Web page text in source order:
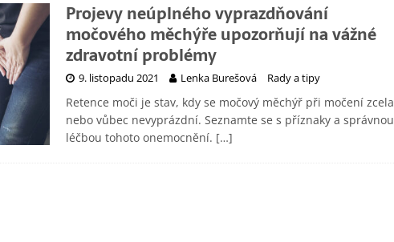
Projevy neúplného vyprazdňování
močového měchýře upozorňují na vážné
zdravotní problémy
9. listopadu 2021 Lenka Burešová Rady a tipy
Retence moči je stav, kdy se močový měchýř při močení zcela
nebo vůbec nevyprázdní. Seznamte se s příznaky a správnou
léčbou tohoto onemocnění. […]